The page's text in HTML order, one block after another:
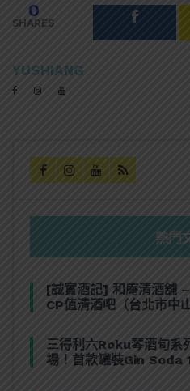
0
SHARES
YUSHIANG
熱門
[誠實酒記] 和庵清酒舖
CP值清酒吧（台北市中山
三得利六Roku琴酒旬系
場！首款罐裝Gin Soda